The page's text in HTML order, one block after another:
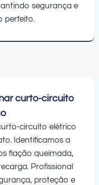
segurança e
perfeito.
curto-circuito
circuito elétrico
Identificamos a
fiação queimada,
Profissional
proteção e